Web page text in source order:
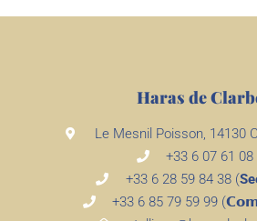
Haras de
Le Mesnil Poisson, 14130
+33 6 07 61 08
+33 6 28 59 84 38 (
+33 6 85 79 59 99